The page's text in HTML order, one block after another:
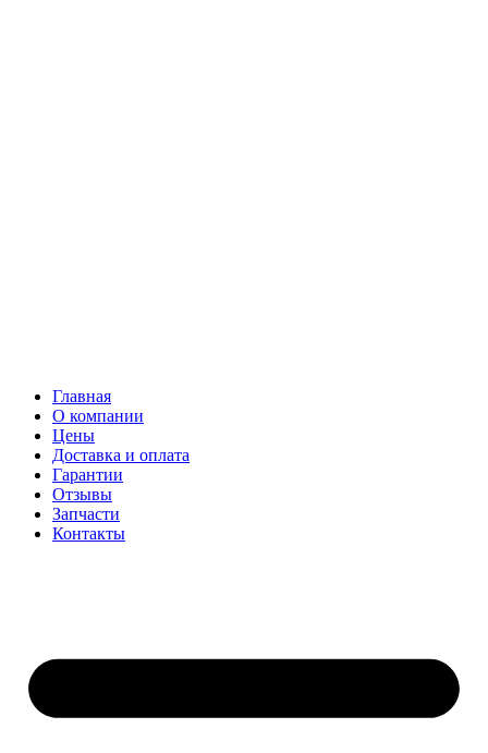
Главная
О компании
Цены
Доставка и оплата
Гарантии
Отзывы
Запчасти
Контакты